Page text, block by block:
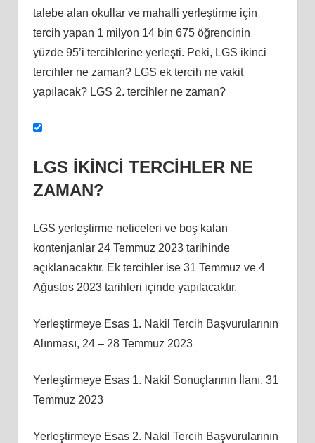
talebe alan okullar ve mahalli yerleştirme için
tercih yapan 1 milyon 14 bin 675 öğrencinin
yüzde 95’i tercihlerine yerleşti. Peki, LGS ikinci
tercihler ne zaman? LGS ek tercih ne vakit
yapılacak? LGS 2. tercihler ne zaman?
LGS İKİNCİ TERCİHLER NE
ZAMAN?
LGS yerleştirme neticeleri ve boş kalan
kontenjanlar 24 Temmuz 2023 tarihinde
açıklanacaktır. Ek tercihler ise 31 Temmuz ve 4
Ağustos 2023 tarihleri içinde yapılacaktır.
Yerleştirmeye Esas 1. Nakil Tercih Başvurularının
Alınması, 24 – 28 Temmuz 2023
Yerleştirmeye Esas 1. Nakil Sonuçlarının İlanı, 31
Temmuz 2023
Yerleştirmeye Esas 2. Nakil Tercih Başvurularının